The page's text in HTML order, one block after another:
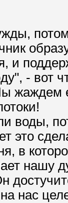
и
- вот
жаждем
воды,
это
в
нашу
на нас